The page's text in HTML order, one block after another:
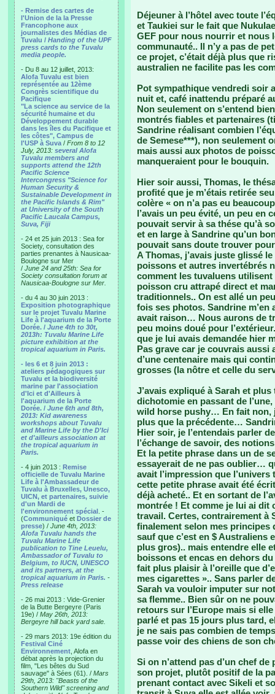
- Remise des cartes de
l'Union de la la Presse
Francophone aux
journalistes des Médias de
Tuvalu / Handing of the UPF
press cards to the Tuvalu
media people.
- Du 8 au 12 juillet, 2013:
Alofa Tuvalu est bien
représentée au 12ème
Congrès scientifique du
Pacifique
"La science au service de la
sécurité humaine et du
Développement durable
dans les îles du Pacifique et
les côtes", Campus de
l'USP à Suva / From 8 to 12
July, 2013: several Alofa
Tuvalu members and
supports attend the 12th
Pacific Science
Intercongress "Science for
Human Security &
Sustainable Development in
the Pacific Islands & Rim"
at University of the South
Pacific Laucala Campus,
Suva, Fiji
- 24 et 25 juin 2013 : Sea for
Society, consultation des
parties prenantes à Nausicaa-
Boulogne sur Mer
/ June 24 and 25th: Sea for
Society consultation forum at
Nausicaa-Boulogne sur Mer.
- du 4 au 30 juin 2013 :
Exposition photographique
sur le projet Tuvalu Marine
Life à l'aquarium de la Porte
Dorée. / June 4th to 30t,
2013h: Tuvalu Marine Life
picture exhibition at the
tropical aquarium in Paris.
- les 6 et 8 juin 2013 :
ateliers pédagogiques sur
Tuvalu et la biodiversité
marine par l'association
d'Ici et d'Ailleurs à
l'aquarium de la Porte
Dorée. / June 6th and 8th,
2013: Kid awareness
workshops about Tuvalu
and Marine Life by the D'Ici
et d'ailleurs association at
the tropical aquarium in
Paris.
- 4 juin 2013 : Remise
officielle de Tuvalu Marine
Life à l'Ambassadeur de
Tuvalu à Bruxelles, Unesco,
UICN, et partenaires, suivie
d'un Mardi de
l'environnement spécial . -
(Communiqué et Dossier de
presse) / June 4th, 2013:
Alofa Tuvalu hands the
Tuvalu Marine Life
publication to Tine Leuelu,
Ambassador of Tuvalu to
Belgium, to IUCN, UNESCO
and its partners, at the
tropical aquarium in Paris. -
Press release
- 26 mai 2013 : Vide-Grenier
de la Butte Bergeyre (Paris
19e) / May 26th, 2013:
Bergeyre hill back yard sale.
- 29 mars 2013: 19e édition du
Festival Ciné
Environnement , Alofa en
débat après la projection du
film, "Les bêtes du Sud
sauvage" à Sées (61). / Mars
29th, 2013: "Beasts of the
Southern Wild" screening and
Déjeuner à l’hôtel avec toute
et Taukiei sur le fait que
GEF pour nous nourrir et nous
communauté.. Il n’y a pas de
ce projet, c’était déjà plus que
australien ne facilite pas les
Pot sympathique vendredi soir
nuit et, café inattendu préparé
Non seulement on s’entend
montrés fiables et partenaires
Sandrine réalisant combien
de Semese***), non seulement
mais aussi aux photos de
manqueraient pour le bouquin.
Hier soir aussi, Thomas, le
profité que je m’étais retirée
colère « on n’a pas eu
l’avais un peu évité, un peu en
pouvait servir à sa thése qu’à
et en large à Sandrine qu’un
pouvait sans doute trouver
A Thomas, j’avais juste glissé
poissons et autres invertébrés
comment les tuvaluens
poisson cru attrapé direct et
traditionnels.. On est allé un
fois ses photos. Sandrine m’en
avait raison… Nous aurons de
peu moins doué pour
que je lui avais demandée hier
Pas grave car je couvrais aussi
d’une centenaire mais qui
grosses (la nôtre et celle du
J’avais expliqué à Sarah et
dichotomie en passant de
wild horse pushy… En fait non,
plus que la précédente…
Hier soir, je l’entendais parler
l’échange de savoir, des
Et la petite phrase dans un de
essayerait de ne pas oublier…
avait l’impression que
cette petite phrase avait été
déjà acheté.. Et en sortant de
montrée ! Et comme je lui ai dit
travail. Certes, contrairement à
finalement selon mes principes
sauf que c’est en $ Australiens
plus gros).. mais entendre elle
boissons et encas en dehors
fait plus plaisir à l’oreille que
mes cigarettes ».. Sans parler
Sarah va vouloir imputer sur
sa flemme.. Bien sûr on ne
retours sur l’Europe mais si
parlé et pas 15 jours plus tard,
je ne sais pas combien de
passe voir des chiens de son
Si on n’attend pas d’un chef
son projet, plutôt positif de la
prenant contact avec Sikeli et